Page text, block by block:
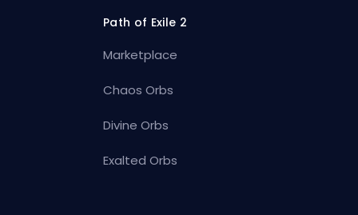
Path of Exile 2
Marketplace
Chaos Orbs
Divine Orbs
Exalted Orbs